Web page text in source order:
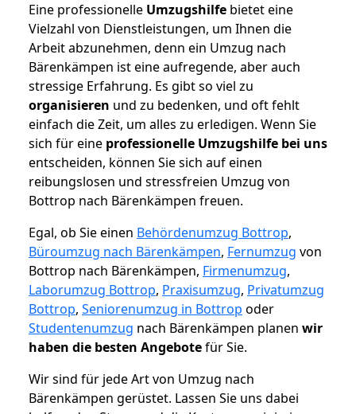
Eine professionelle Umzugshilfe bietet eine
Vielzahl von Dienstleistungen, um Ihnen die
Arbeit abzunehmen, denn ein Umzug nach
Bärenkämpen ist eine aufregende, aber auch
stressige Erfahrung. Es gibt so viel zu
organisieren und zu bedenken, und oft fehlt
einfach die Zeit, um alles zu erledigen. Wenn Sie
sich für eine professionelle Umzugshilfe bei uns
entscheiden, können Sie sich auf einen
reibungslosen und stressfreien Umzug von
Bottrop nach Bärenkämpen freuen.
Egal, ob Sie einen Behördenumzug Bottrop,
Büroumzug nach Bärenkämpen, Fernumzug von
Bottrop nach Bärenkämpen, Firmenumzug,
Laborumzug Bottrop, Praxisumzug, Privatumzug
Bottrop, Seniorenumzug in Bottrop oder
Studentenumzug nach Bärenkämpen planen wir
haben die besten Angebotefür Sie.
Wir sind für jede Art von Umzug nach
Bärenkämpen gerüstet. Lassen Sie uns dabei